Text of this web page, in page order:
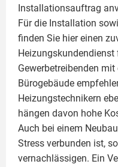
Installationsauftrag
Für die Installation
finden Sie hier einen
Gewerbetreibenden
Bürogebäude
Heizungstechnikern
hängen davon hohe
Auch bei einem
Stress verbunden ist,
vernachlässigen. Ein